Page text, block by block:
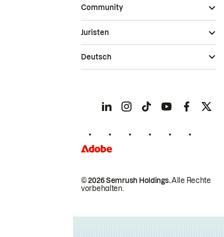
Community
© 2026 Semrush Holdings.Alle Rechte
vorbehalten.
Juristen
Deutsch